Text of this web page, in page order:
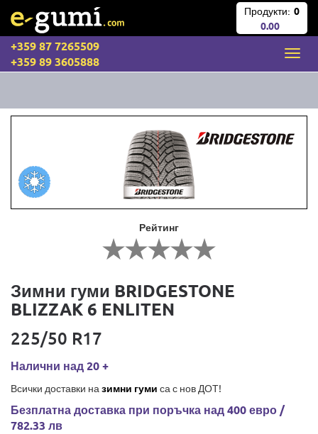
Продукти: 0
0.00
+359 87 7265509
+359 89 3605888
Рейтинг
Зимни гуми BRIDGESTONE
BLIZZAK 6 ENLITEN
225/50 R17
Налични над 20 +
Всички доставки на зимни гуми са с нов ДОТ!
Безплатна доставка при поръчка над 400 евро /
782.33 лв